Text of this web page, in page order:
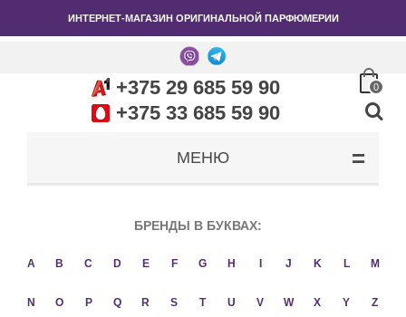
ИНТЕРНЕТ-МАГАЗИН ОРИГИНАЛЬНОЙ ПАРФЮМЕРИИ
+375 29 685 59 90
+375 33 685 59 90
0
МЕНЮ
БРЕНДЫ В БУКВАХ:
A B C D E F G H J K L M
N O P Q R S T U V W X Y Z